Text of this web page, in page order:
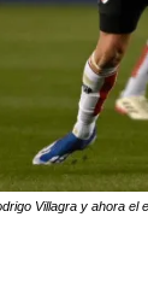
Villagra y ahora el